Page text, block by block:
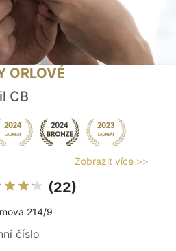
ORLOVÉ
CB
Zobrazit více >>
(22)
214/9
číslo